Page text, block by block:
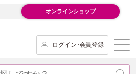
オンラインショップ
ログイン･会員登録